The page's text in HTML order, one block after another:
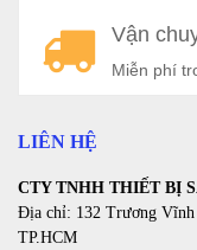
Vận
Miễn phí
LIÊN HỆ
CTY TNHH THIẾT BỊ
Địa chỉ: 132 Trương Vĩnh
TP.HCM